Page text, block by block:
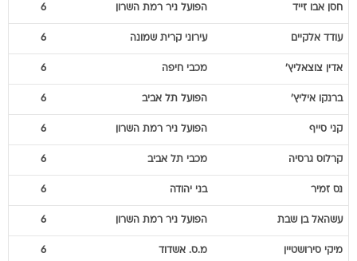
חסן אבו זייד הפועל ניר רמת השרון 6
עודד אלקיים עירוני קרית שמונה 6
אדין צוצאליץ' מכבי חיפה 6
ברנקו איליץ' הפועל תל אביב 6
קני סייף הפועל ניר רמת השרון 6
קרלוס גרסיה מכבי תל אביב 6
נס זמיר בני יהודה 6
עשהאל בן שבת הפועל ניר רמת השרון 6
מיקי סירושטיין מ.ס. אשדוד 6